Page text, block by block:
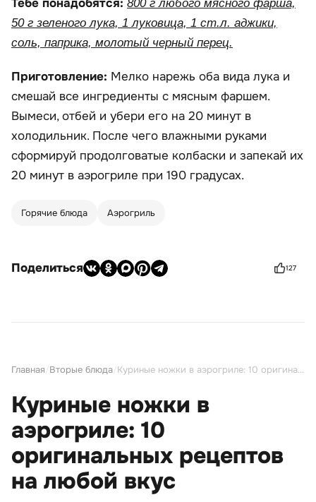
Тебе понадобятся: 800 г любого мясного фарша,
50 г зеленого лука, 1 луковица, 1 ст.л. аджики,
соль, паприка, молотый черный перец.
Приготовление: Мелко нарежь оба вида лука и
смешай все ингредиенты с мясным фаршем.
Вымеси, отбей и убери его на 20 минут в
холодильник. После чего влажными руками
сформируй продолговатые колбаски и запекай их
20 минут в аэрогриле при 190 градусах.
Горячие блюда Аэрогриль
Поделиться 127
Главная Вторые блюда Куриные ножки в аэрогриле: 10 оригинальных рецептов на любой вкус
Куриные ножки в
аэрогриле: 10
оригинальных рецептов
на любой вкус